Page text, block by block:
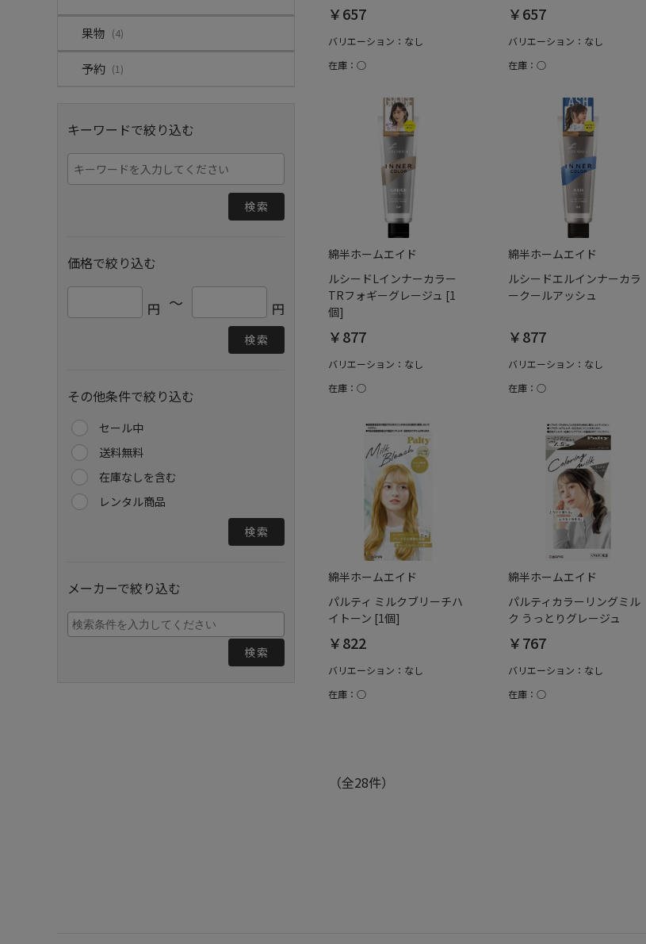
果物 (4)
予約 (1)
キーワードで絞り込む
検索
価格で絞り込む
円 ～ 円
検索
その他条件で絞り込む
セール中
送料無料
在庫なしを含む
レンタル商品
検索
メーカーで絞り込む
検索
￥657
バリエーション：なし
在庫：○
￥657
バリエーション：なし
在庫：○
綿半ホームエイド
ルシードLインナーカラー
TRフォギーグレージュ [1
個]
￥877
バリエーション：なし
在庫：○
綿半ホームエイド
ルシードエルインナーカラ
ークールアッシュ
￥877
バリエーション：なし
在庫：○
綿半ホームエイド
パルティ ミルクブリーチハ
イトーン [1個]
￥822
バリエーション：なし
在庫：○
綿半ホームエイド
パルティカラーリングミル
ク うっとりグレージュ
￥767
バリエーション：なし
在庫：○
（全28件）